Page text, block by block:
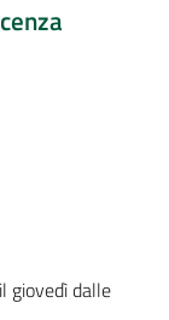
giovedì dalle